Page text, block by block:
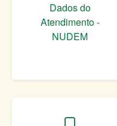
Dados do
Atendimento -
NUDEM